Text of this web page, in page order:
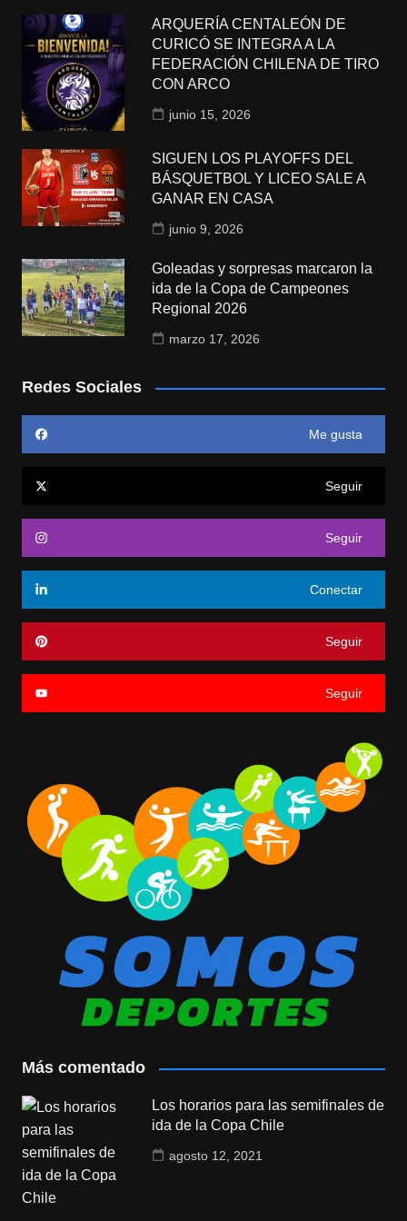
ARQUERÍA CENTALEÓN DE
CURICÓ SE INTEGRA A LA
FEDERACIÓN CHILENA DE TIRO
CON ARCO
junio 15, 2026
SIGUEN LOS PLAYOFFS DEL
BÁSQUETBOL Y LICEO SALE A
GANAR EN CASA
junio 9, 2026
Goleadas y sorpresas marcaron la
ida de la Copa de Campeones
Regional 2026
marzo 17, 2026
Redes Sociales
Me gusta
Seguir
Seguir
Conectar
Seguir
Seguir
Más comentado
Los horarios para las semifinales de
ida de la Copa Chile
agosto 12, 2021